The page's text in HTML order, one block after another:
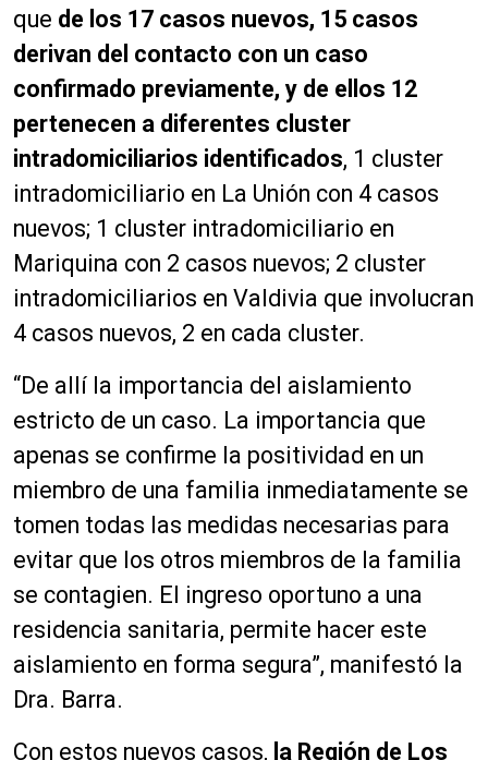
que de los 17 casos nuevos, 15 casos
derivan del contacto con un caso
confirmado previamente, y de ellos 12
pertenecen a diferentes cluster
intradomiciliarios identificados, 1 cluster
intradomiciliario en La Unión con 4 casos
nuevos; 1 cluster intradomiciliario en
Mariquina con 2 casos nuevos; 2 cluster
intradomiciliarios en Valdivia que involucran
4 casos nuevos, 2 en cada cluster.
“De allí la importancia del aislamiento
estricto de un caso. La importancia que
apenas se confirme la positividad en un
miembro de una familia inmediatamente se
tomen todas las medidas necesarias para
evitar que los otros miembros de la familia
se contagien. El ingreso oportuno a una
residencia sanitaria, permite hacer este
aislamiento en forma segura”, manifestó la
Dra. Barra.
Con estos nuevos casos, la Región de Los